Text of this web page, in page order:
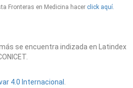
Fronteras en Medicina hacer click aquí.
se encuentra indizada en Latindex
4.0 Internacional